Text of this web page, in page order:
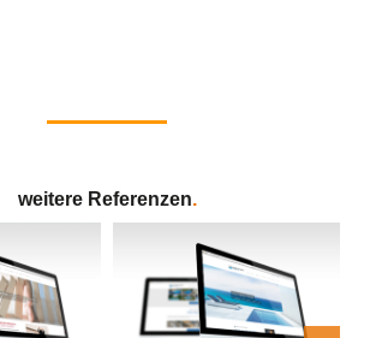
weitere Referenzen.